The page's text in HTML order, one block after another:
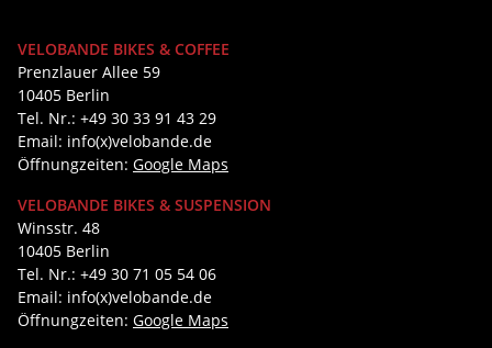
VELOBANDE BIKES & COFFEE
Prenzlauer Allee 59
10405 Berlin
Tel. Nr.: +49 30 33 91 43 29
Email: info(x)velobande.de
Öffnungzeiten: Google Maps
VELOBANDE BIKES & SUSPENSION
Winsstr. 48
10405 Berlin
Tel. Nr.: +49 30 71 05 54 06
Email: info(x)velobande.de
Öffnungzeiten: Google Maps